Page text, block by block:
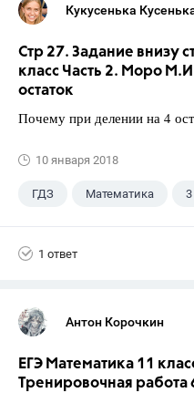
Кукусенька
Стр 27. Задание внизу
класс Часть 2. Моро
остаток
Почему при делении на 4
10 января 2018
ГДЗ Математика
1 ответ
Антон Корочкин
ЕГЭ Математика 11
Тренировочная работа